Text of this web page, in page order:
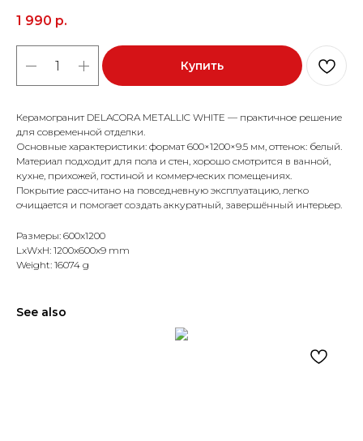
1 990 р.
Купить
Керамогранит DELACORA METALLIC WHITE — практичное решение
для современной отделки.
Основные характеристики: формат 600×1200×9.5 мм, оттенок: белый.
Материал подходит для пола и стен, хорошо смотрится в ванной,
кухне, прихожей, гостиной и коммерческих помещениях.
Покрытие рассчитано на повседневную эксплуатацию, легко
очищается и помогает создать аккуратный, завершённый интерьер.
Размеры: 600x1200
LxWxH: 1200x600x9 mm
Weight: 16074 g
See also